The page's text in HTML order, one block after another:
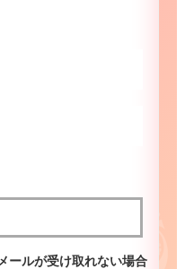
ールが受け取れない場合